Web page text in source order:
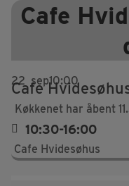
Cafe
22 sep10:00
Cafe
Køkkenet har åbent
10:30-16:00
Cafe Hvidesøhus